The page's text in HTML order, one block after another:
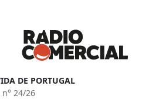
DE PORTUGAL
24/26